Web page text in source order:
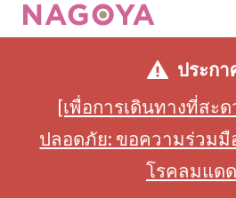
ประกา
[เพื่อการเดินทางที่สะ
ปลอดภัย: ขอความร่วมมื
โรคลมแด